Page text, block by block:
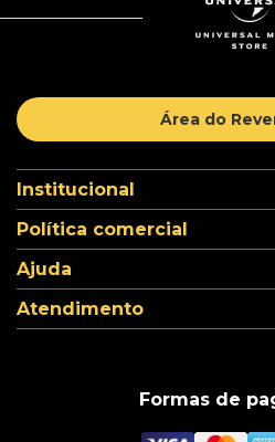
Área do
Institucional
Política comercial
Ajuda
Atendimento
Formas de